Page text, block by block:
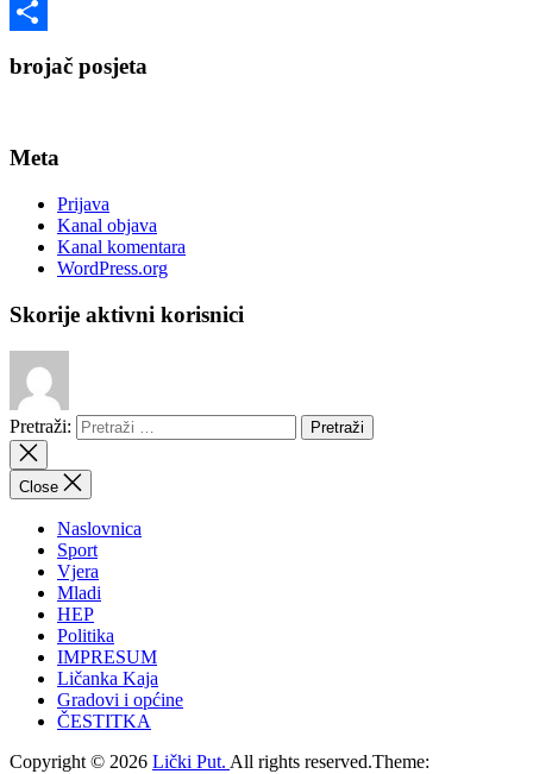
Twitter
brojač posjeta
Meta
Prijava
Kanal objava
Kanal komentara
WordPress.org
Skorije aktivni korisnici
Pretraži:
Close
Naslovnica
Sport
Vjera
Mladi
HEP
Politika
IMPRESUM
Ličanka Kaja
Gradovi i općine
ČESTITKA
Copyright © 2026 Lički Put. All rights reserved.Theme: